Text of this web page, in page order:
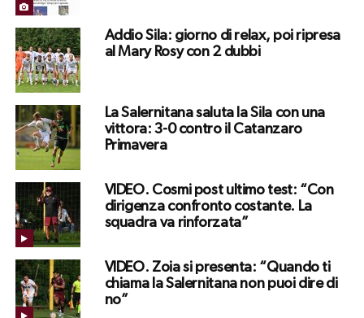
Addio Sila: giorno di relax, poi ripresa
al Mary Rosy con 2 dubbi
La Salernitana saluta la Sila con una
vittora: 3-0 contro il Catanzaro
Primavera
VIDEO. Cosmi post ultimo test: “Con
dirigenza confronto costante. La
squadra va rinforzata”
VIDEO. Zoia si presenta: “Quando ti
chiama la Salernitana non puoi dire di
no”